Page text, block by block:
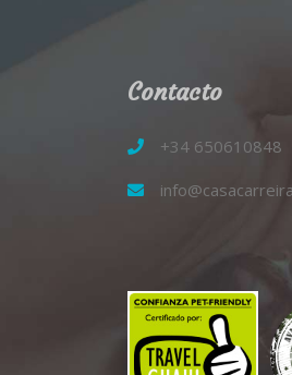
Contacto
+34 650610848